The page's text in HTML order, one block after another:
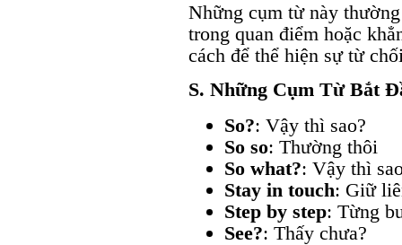
Những cụm từ này
trong quan điểm hoặc
cách để thể hiện sự từ
S. Những Cụm Từ Bắt
So?: Vậy thì sao?
So so: Thường thôi
So what?: Vậy thì
Stay in touch: Giữ
Step by step: Từng
See?: Thấy chưa?